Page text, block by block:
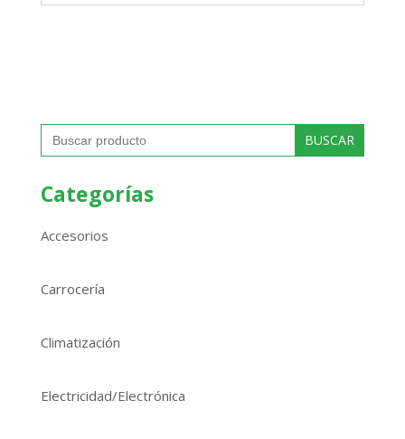
Buscar:
Categorías
Accesorios
Carrocería
Climatización
Electricidad/Electrónica